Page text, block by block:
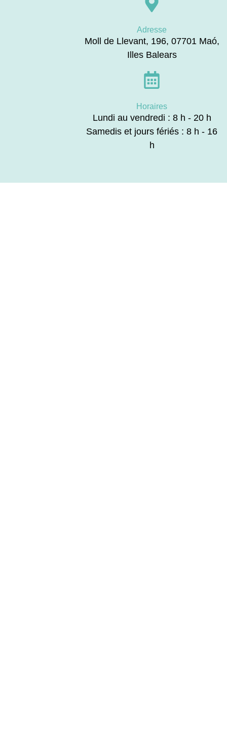
Adresse
Moll de Llevant, 196, 07701 Maó,
Illes Balears
Horaires
Lundi au vendredi : 8 h - 20 h
Samedis et jours fériés : 8 h - 16
h